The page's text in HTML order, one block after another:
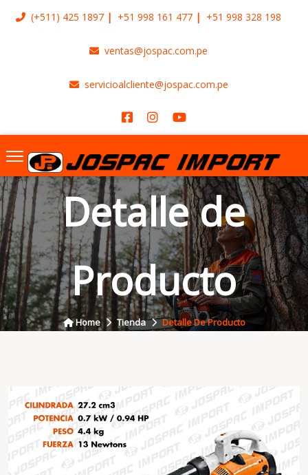
(+511) 425 1897 +51 998 161 477 +51 998 328 198
ventas@jospac.com.pe
servicioalcliente@jospac.com.pe
Detalle de
Producto
Home Tienda Detalle De Producto